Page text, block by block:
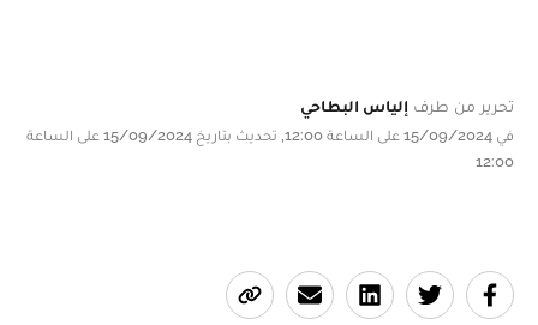
تحرير من طرف إلياس البطاحي
في 15/09/2024 على الساعة 12:00, تحديث بتاريخ 15/09/2024 على الساعة
12:00